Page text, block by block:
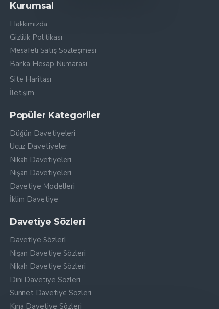
Kurumsal
Hakkımızda
Gizlilik Politikası
Mesafeli Satış Sözleşmesi
Banka Hesap Numarası
Site Haritası
İletişim
Popüler Kategoriler
Düğün Davetiyeleri
Ucuz Davetiyeler
Nikah Davetiyeleri
Nişan Davetiyeleri
Davetiye Modelleri
İklim Davetiye
Davetiye Sözleri
Davetiye Sözleri
Nişan Davetiye Sözleri
Nikah Davetiye Sözleri
Dini Davetiye Sözleri
Sünnet Davetiye Sözleri
Kına Davetiye Sözleri